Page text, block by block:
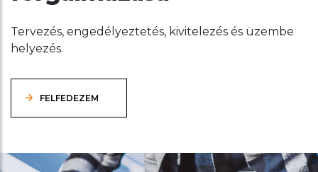
Tervezés, engedélyeztetés, kivitelezés és üzembe
helyezés.
FELFEDEZEM